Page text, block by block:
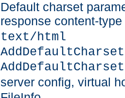
Default charset
response content-
text/html
server config, virtual